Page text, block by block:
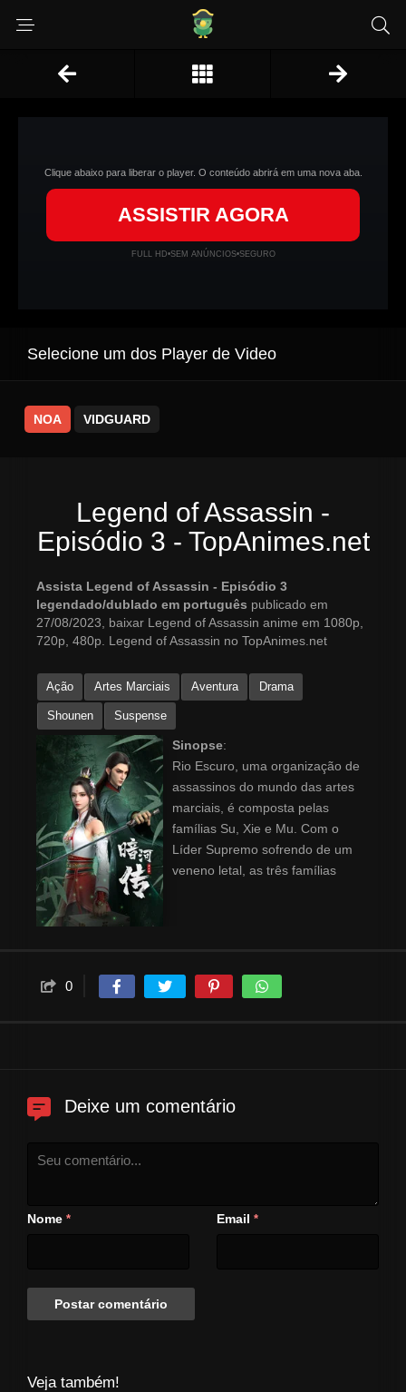
Clique abaixo para liberar o player. O conteúdo abrirá em uma nova aba.
ASSISTIR AGORA
FULL HD•SEM ANÚNCIOS•SEGURO
Selecione um dos Player de Video
NOA VIDGUARD
Legend of Assassin -
Episódio 3 - TopAnimes.net
Assista Legend of Assassin - Episódio 3
legendado/dublado em português publicado em
27/08/2023, baixar Legend of Assassin anime em 1080p,
720p, 480p. Legend of Assassin no TopAnimes.net
Ação Artes Marciais Aventura Drama
Shounen Suspense
Sinopse:
Rio Escuro, uma organização de
assassinos do mundo das artes
marciais, é composta pelas
famílias Su, Xie e Mu. Com o
Líder Supremo sofrendo de um
veneno letal, as três famílias
mesmo tempo, protege-o dos
assassinos. No entanto, seu
0
Deixe um comentário
Nome * Email *
Veja também!